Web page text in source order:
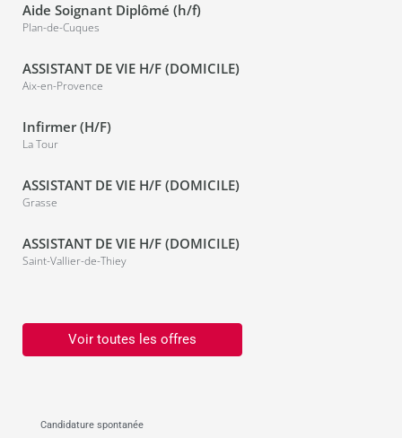
Aide Soignant Diplômé (h/f)
Plan-de-Cuques
ASSISTANT DE VIE H/F (DOMICILE)
Aix-en-Provence
Infirmer (H/F)
La Tour
ASSISTANT DE VIE H/F (DOMICILE)
Grasse
ASSISTANT DE VIE H/F (DOMICILE)
Saint-Vallier-de-Thiey
Voir toutes les offres
Candidature spontanée